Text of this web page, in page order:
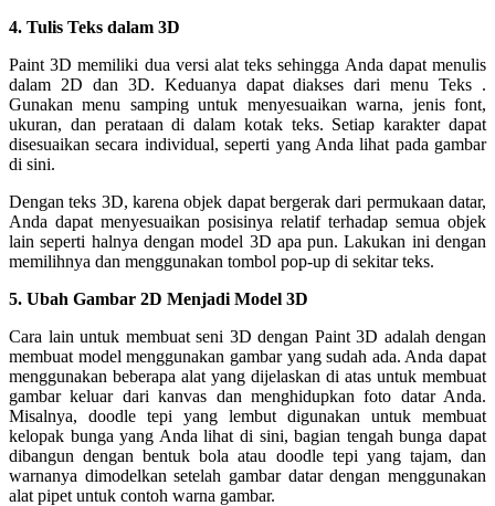
4. Tulis Teks dalam 3D
Paint 3D memiliki dua versi alat teks sehingga Anda dapat menulis
dalam 2D ​​dan 3D. Keduanya dapat diakses dari menu Teks .
Gunakan menu samping untuk menyesuaikan warna, jenis font,
ukuran, dan perataan di dalam kotak teks. Setiap karakter dapat
disesuaikan secara individual, seperti yang Anda lihat pada gambar
di sini.
Dengan teks 3D, karena objek dapat bergerak dari permukaan datar,
Anda dapat menyesuaikan posisinya relatif terhadap semua objek
lain seperti halnya dengan model 3D apa pun. Lakukan ini dengan
memilihnya dan menggunakan tombol pop-up di sekitar teks.
5. Ubah Gambar 2D Menjadi Model 3D
Cara lain untuk membuat seni 3D dengan Paint 3D adalah dengan
membuat model menggunakan gambar yang sudah ada. Anda dapat
menggunakan beberapa alat yang dijelaskan di atas untuk membuat
gambar keluar dari kanvas dan menghidupkan foto datar Anda.
Misalnya, doodle tepi yang lembut digunakan untuk membuat
kelopak bunga yang Anda lihat di sini, bagian tengah bunga dapat
dibangun dengan bentuk bola atau doodle tepi yang tajam, dan
warnanya dimodelkan setelah gambar datar dengan menggunakan
alat pipet untuk contoh warna gambar.